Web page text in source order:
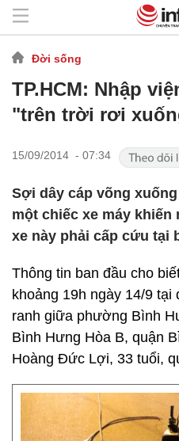
Đời sống
TP.HCM: Nhập
"trên trời rơi
15/09/2014 - 07:34
Sợi dây cáp võng
một chiếc xe máy
xe này phải cấp cứu tại
Thông tin ban đầu cho
khoảng 19h ngày 14/9
ranh giữa phường Bình
Bình Hưng Hòa B, quận
Hoàng Đức Lợi, 33 tuổi,